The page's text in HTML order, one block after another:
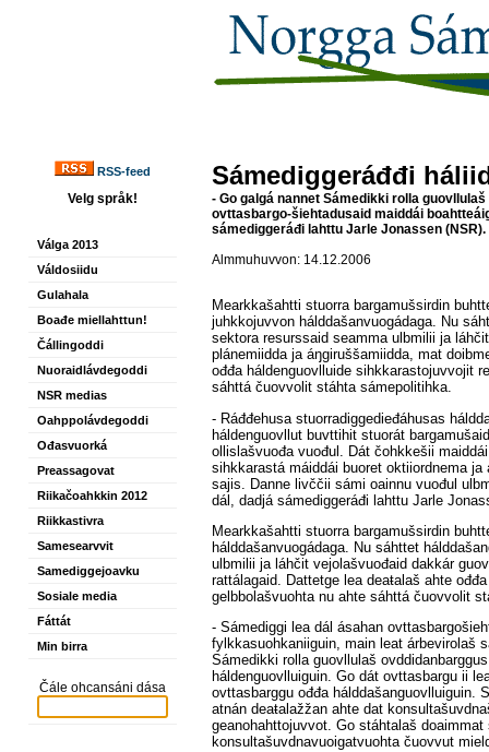
RSS-feed
Velg språk!
Válga 2013
Váldosiidu
Gulahala
Boađe miellahttun!
Čállingoddi
Nuoraidlávdegoddi
NSR medias
Oahppolávdegoddi
Ođasvuorká
Preassagovat
Riikačoahkkin 2012
Riikkastivra
Samesearvvit
Samediggejoavku
Sosiale media
Fáttát
Min birra
Čále ohcansáni dása
Sámediggeráđđi
- Go galgá nannet Sámedikki rolla
ovttasbargo-šiehtadusaid maiddái
sámediggeráđi lahttu Jarle Jonassen (NSR).
Almmuhuvvon: 14.12.2006
Mearkkašahtti stuorra bargamušsirdin
juhkkojuvvon hálddašanvuogádaga. Nu
sektora resurssaid seamma ulbmilii ja
plánemiidda ja áŋgiruššamiidda, mat
ođđa háldenguovlluide sihkkarastojuvvojit
sáhttá čuovvolit stáhta sámepolitihka.
- Ráđđehusa stuorradiggedieđáhusas
háldenguovllut buvttihit stuorát
ollislašvuođa vuođul. Dát čohkkešii
sihkkarastá máiddái buoret oktiiordnema
sajis. Danne livččii sámi oainnu vuođul
dál, dadjá sámediggeráđi lahttu Jarle
Mearkkašahtti stuorra bargamušsirdin
hálddašanvuogádaga. Nu sáhttet
ulbmilii ja láhčit vejolašvuođaid dakkár
rattálagaid. Dattetge lea deaŧalaš ahte
gelbbolašvuohta nu ahte sáhttá čuovvolit
- Sámediggi lea dál ásahan
fylkkasuohkaniiguin, main leat árbevirolaš
Sámedikki rolla guovllulaš
háldenguovlluiguin. Go dát ovttasbargu ii
ovttasbarggu ođđa hálddašanguovlluiguin.
atnán deaŧalažžan ahte dat
geanohahttojuvvot. Go stáhtalaš
konsultašuvdnavuoigatvuohta čuovvut